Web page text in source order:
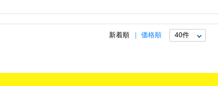
新着順 価格順